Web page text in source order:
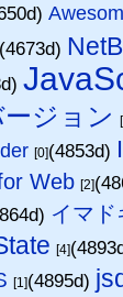
(4673d)
ジョン
[0](4853d)
Web [2]
イマ
[4]
[1](4895d)